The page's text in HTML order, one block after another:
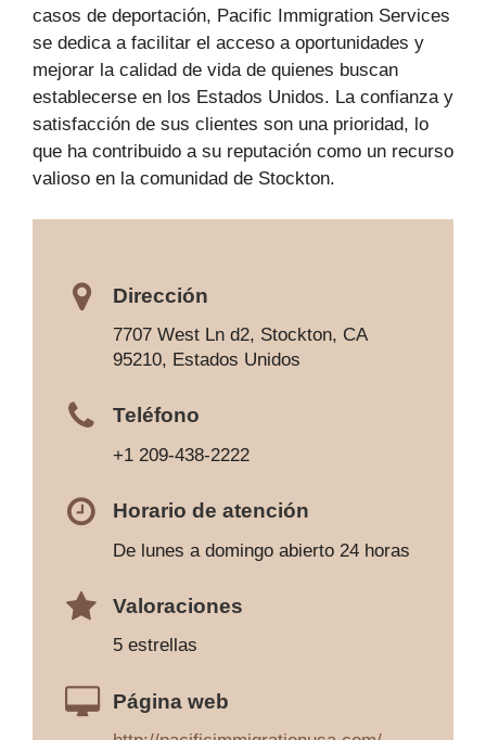
casos de deportación, Pacific Immigration Services
se dedica a facilitar el acceso a oportunidades y
mejorar la calidad de vida de quienes buscan
establecerse en los Estados Unidos. La confianza y
satisfacción de sus clientes son una prioridad, lo
que ha contribuido a su reputación como un recurso
valioso en la comunidad de Stockton.
Dirección
7707 West Ln d2, Stockton, CA
95210, Estados Unidos
Teléfono
+1 209-438-2222
Horario de atención
De lunes a domingo abierto 24 horas
Valoraciones
5 estrellas
Página web